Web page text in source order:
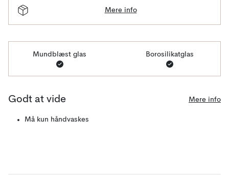
Mere info
Mundblæst glas Borosilikatglas
Godt at vide Mere info
Må kun håndvaskes